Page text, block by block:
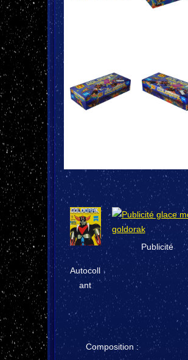
Autocoll
ant
Publicité
Composition :